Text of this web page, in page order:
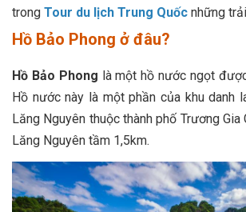
trong Tour du lịch Trung Quốc những
Hồ Bảo Phong ở đâu?
Hồ Bảo Phong là một hồ nước ngọt
Hồ nước này là một phần của khu danh
Lăng Nguyên thuộc thành phố Trương Gia
Lăng Nguyên tầm 1,5km.